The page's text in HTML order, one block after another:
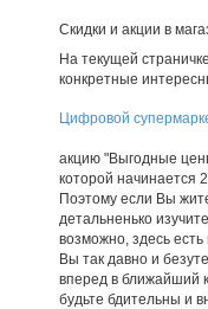
Скидки и акции в
На текущей
конкретные
Цифровой
акцию "Выгодные
которой начинается
Поэтому если Вы
детальненько
возможно, здесь есть
Вы так давно и
вперед в ближайший
будьте бдительны и